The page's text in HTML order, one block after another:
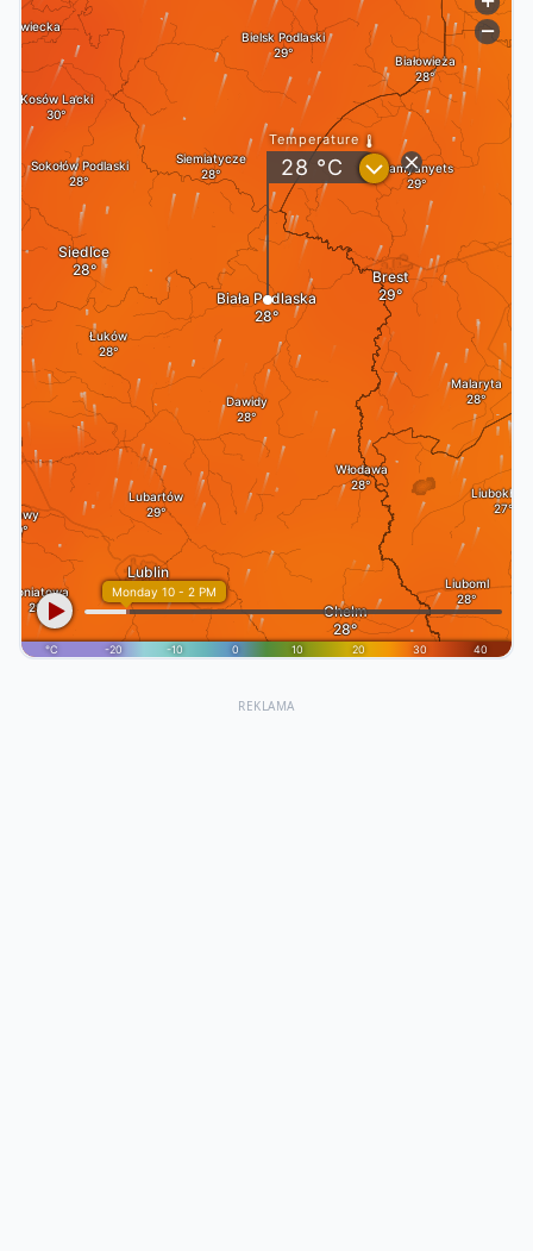
REKLAMA